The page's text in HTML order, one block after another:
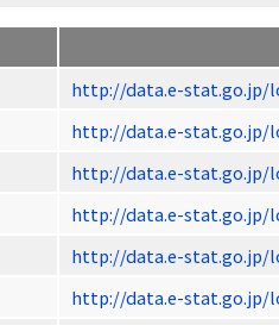
http://data.e-stat.go.jp/
http://data.e-stat.go.jp/
http://data.e-stat.go.jp/
http://data.e-stat.go.jp/
http://data.e-stat.go.jp/
http://data.e-stat.go.jp/